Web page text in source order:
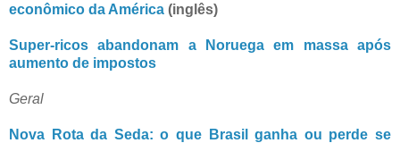
econômico da América (inglês)
Super-ricos abandonam a Noruega em massa após
aumento de impostos
Geral
Nova Rota da Seda: o que Brasil ganha ou perde se